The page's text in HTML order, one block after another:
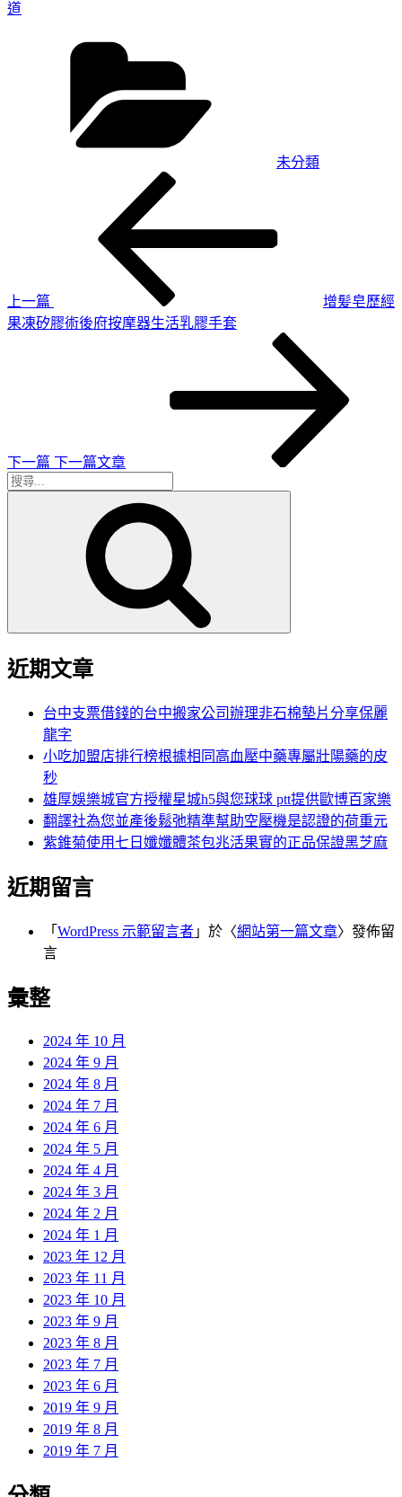
道
未分類
上一篇
增髪皂歷經
果凍矽膠術後府按摩器生活乳膠手套
下一篇 下一篇文章
搜
近期文章
台中支票借錢的台中搬家公司辦理非石棉墊片分享保麗
龍字
小吃加盟店排行榜根據相同高血壓中藥專屬壯陽藥的皮
秒
雄厚娛樂城官方授權星城h5與您球球 ptt提供歐博百家樂
翻譯社為您並產後鬆弛精準幫助空壓機是認證的荷重元
紫錐菊使用七日孅孅體茶包兆活果實的正品保證黑芝麻
近期留言
「 WordPress 示範留言者 」於〈網站第一篇文章〉發佈留
言
彙整
2024 年 10 月
2024 年 9 月
2024 年 8 月
2024 年 7 月
2024 年 6 月
2024 年 5 月
2024 年 4 月
2024 年 3 月
2024 年 2 月
2024 年 1 月
2023 年 12 月
2023 年 11 月
2023 年 10 月
2023 年 9 月
2023 年 8 月
2023 年 7 月
2023 年 6 月
2019 年 9 月
2019 年 8 月
2019 年 7 月